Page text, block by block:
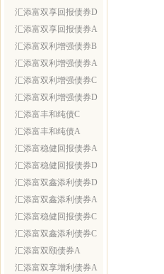
汇添富双享回报债券D
汇添富双享回报债券A
汇添富双利增强债券B
汇添富双利增强债券A
汇添富双利增强债券C
汇添富双利增强债券D
汇添富丰和纯债C
汇添富丰和纯债A
汇添富稳健回报债券A
汇添富稳健回报债券D
汇添富双鑫添利债券D
汇添富双鑫添利债券A
汇添富稳健回报债券C
汇添富双鑫添利债券C
汇添富双颐债券A
汇添富双享增利债券A